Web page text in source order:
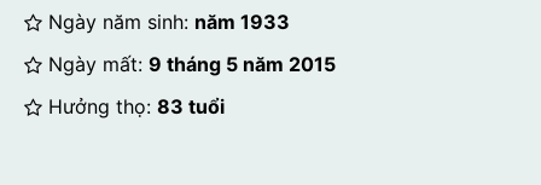
Ngày năm sinh: năm 1933
Ngày mất: 9 tháng 5 năm 2015
Hưởng thọ: 83 tuổi